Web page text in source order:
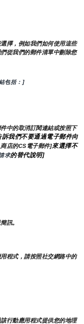
擇，例如我們如何使用這些
從我們的郵件清單中刪除您
包括：]
中的取消訂閱連結或按照下
我們不要通過電子郵件向
店的CS電子郵件]來選擇不
求的替代說明]
訊。
程式，請按照社交網路中的
行動應用程式提供您的地理